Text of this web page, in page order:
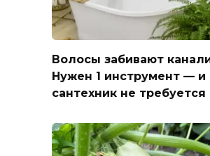
Волосы забивают
Нужен 1 инструмент — и
сантехник не требуется